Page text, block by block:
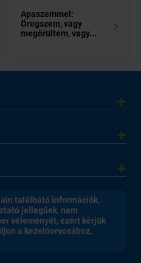
Apaszemmel:
Öregszem, vagy
megőrültem, vagy...
található információk,
jellegűek, nem
véleményét, ezért kérjük
a kezelőorvosához,